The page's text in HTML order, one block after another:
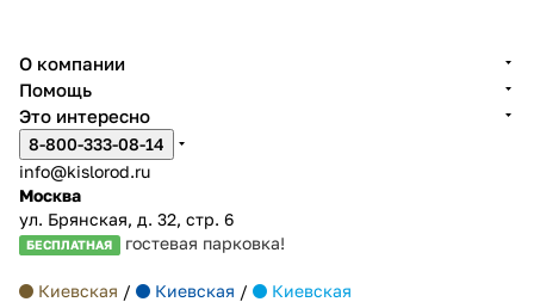
О компании
Помощь
Это интересно
8-800-333-08-14
info@kislorod.ru
Москва
ул. Брянская, д. 32, стр. 6
БЕСПЛАТНАЯ гостевая парковка!
Киевская / Киевская / Киевская